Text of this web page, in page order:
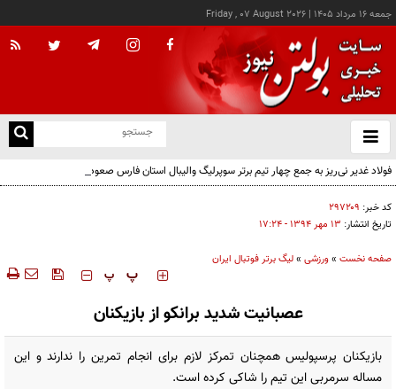
جمعه ۱۶ مرداد ۱۴۰۵ |
Friday , 07 August 2026
باز
و
فولاد غدیر نی‌ریز به جمع چهار تیم برتر سوپرلیگ والیبال استان فارس صعود کرد
کد خبر: ۲۹۷۲۰۹
تاریخ انتشار: ۱۳ مهر ۱۳۹۴ - ۱۷:۲۴
صفحه نخست »ورزشی »لیگ برتر فوتبال ایران
‍‍‍ پ پ
عصبانیت شدید برانکو از بازیکنان
بازیکنان پرسپولیس همچنان تمرکز لازم برای انجام تمرین را ندارند و این
مساله سرمربی این تیم را شاکی کرده است.